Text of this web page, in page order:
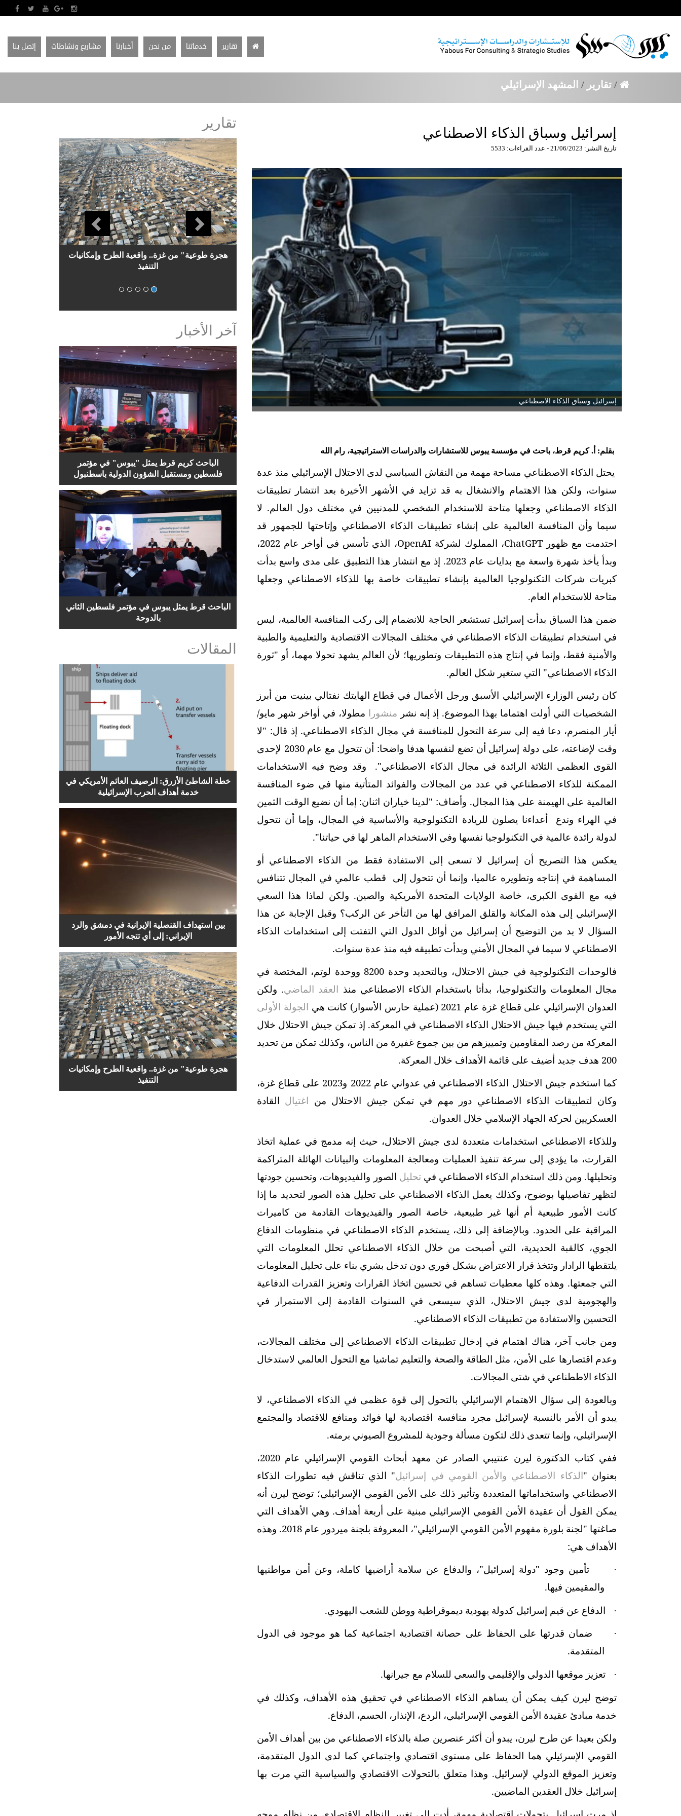
تقارير خدماتنا من نحن أخبارنا مشاريع ونشاطات إتصل بنا
/ تقارير / المشهد الإسرائيلي
إسرائيل وسباق الذكاء الاصطناعي
تاريخ النشر: 21/06/2023 - عدد القراءات: 5533
إسرائيل وسباق الذكاء الاصطناعي
بقلم: أ. كريم قرط، باحث في مؤسسة يبوس للاستشارات والدراسات الاستراتيجية، رام الله
يحتل الذكاء الاصطناعي مساحة مهمة من النقاش السياسي لدى الاحتلال الإسرائيلي منذ عدة
سنوات، ولكن هذا الاهتمام والانشغال به قد تزايد في الأشهر الأخيرة بعد انتشار تطبيقات
الذكاء الاصطناعي وجعلها متاحة للاستخدام الشخصي للمدنيين في مختلف دول العالم. لا
سيما وأن المنافسة العالمية على إنشاء تطبيقات الذكاء الاصطناعي وإتاحتها للجمهور قد
احتدمت مع ظهورChatGPT، المملوك لشركةOpenAI
، الذي تأسس في أواخر عام 2022،
وبدأ يأخذ شهرة واسعة مع بدايات عام 2023. إذ مع انتشار هذا التطبيق على مدى واسع بدأت
كبريات شركات التكنولوجيا العالمية بإنشاء تطبيقات خاصة بها للذكاء الاصطناعي وجعلها
متاحة للاستخدام العام.
ضمن هذا السياق بدأت إسرائيل تستشعر الحاجة للانضمام إلى ركب المنافسة العالمية، ليس
في استخدام تطبيقات الذكاء الاصطناعي في مختلف المجالات الاقتصادية والتعليمية والطبية
والأمنية فقط، وإنما في إنتاج هذه التطبيقات وتطوريها؛ لأن العالم يشهد تحولا مهما، أو "ثورة
الذكاء الاصطناعي" التي ستغير شكل العالم.
كان رئيس الوزارء الإسرائيلي الأسبق ورجل الأعمال في قطاع الهايتك نفتالي بينيت من أبرز
الشخصيات التي أولت اهتماما بهذا الموضوع. إذ إنه نشر منشورا مطولا، في أواخر شهر مايو/
أيار المنصرم، دعا فيه إلى سرعة التحول للمنافسة في مجال الذكاء الاصطناعي. إذ قال: "لا
وقت لإضاعته، على دولة إسرائيل أن تضع لنفسها هدفا واضحا: أن تتحول مع عام 2030 لإحدى
القوى العظمى الثلاثة الرائدة في مجال الذكاء الاصطناعي". وقد وضح فيه الاستخدامات
الممكنة للذكاء الاصطناعي في عدد من المجالات والفوائد المتأتية منها في ضوء المنافسة
العالمية على الهيمنة على هذا المجال. وأضاف: "لدينا خياران اثنان: إما أن نضيع الوقت الثمين
في الهراء وندع أعداءنا يصلون للريادة التكنولوجية والأساسية في المجال، وإما أن نتحول
لدولة رائدة عالمية في التكنولوجيا نفسها وفي الاستخدام الماهر لها في حياتنا".
يعكس هذا التصريح أن إسرائيل لا تسعى إلى الاستفادة فقط من الذكاء الاصطناعي أو
المساهمة في إنتاجه وتطويره عالميا، وإنما أن تتحول إلى قطب عالمي في المجال تتنافس
فيه مع القوى الكبرى، خاصة الولايات المتحدة الأمريكية والصين. ولكن لماذا هذا السعي
الإسرائيلي إلى هذه المكانة والقلق المرافق لها من التأخر عن الركب؟ وقبل الإجابة عن هذا
السؤال لا بد من التوضيح أن إسرائيل من أوائل الدول التي التفتت إلى استخدامات الذكاء
الاصطناعي لا سيما في المجال الأمني وبدأت تطبيقه فيه منذ عدة سنوات.
فالوحدات التكنولوجية في جيش الاحتلال، وبالتحديد وحدة 8200 ووحدة لوتم، المختصة في
مجال المعلومات والتكنولوجيا، بدأتا باستخدام الذكاء الاصطناعي منذ العقد الماضي. ولكن
العدوان الإسرائيلي على قطاع غزة عام 2021 (عملية حارس الأسوار) كانت هي
الجولة الأولى
التي يستخدم فيها جيش الاحتلال الذكاء الاصطناعي في المعركة. إذ تمكن جيش الاحتلال خلال
المعركة من رصد المقاومين وتمييزهم من بين جموع غفيرة من الناس، وكذلك تمكن من تحديد
200 هدف جديد أضيف على قائمة الأهداف خلال المعركة.
كما استخدم جيش الاحتلال الذكاء الاصطناعي في عدواني عام 2022 و2023 على قطاع غزة،
وكان لتطبيقات الذكاء الاصطناعي دور مهم في تمكن جيش الاحتلال من اغتيال القادة
العسكريين لحركة الجهاد الإسلامي خلال العدوان.
وللذكاء الاصطناعي استخدامات متعددة لدى جيش الاحتلال، حيث إنه مدمج في عملية اتخاذ
القرارت، ما يؤدي إلى سرعة تنفيذ العمليات ومعالجة المعلومات والبيانات الهائلة المتراكمة
وتحليلها. ومن ذلك استخدام الذكاء الاصطناعي فيتحليل الصور والفيديوهات، وتحسين جودتها
لتظهر تفاصيلها بوضوح، وكذلك يعمل الذكاء الاصطناعي على تحليل هذه الصور لتحديد ما إذا
كانت الأمور طبيعية أم أنها غير طبيعية، خاصة الصور والفيديوهات القادمة من كاميرات
المراقبة على الحدود. وبالإضافة إلى ذلك، يستخدم الذكاء الاصطناعي في منظومات الدفاع
الجوي، كالقبة الحديدية، التي أصبحت من خلال الذكاء الاصطناعي تحلل المعلومات التي
يلتقطها الرادار وتتخذ قرار الاعتراض بشكل فوري دون تدخل بشري بناء على تحليل المعلومات
التي جمعتها. وهذه كلها معطيات تساهم في تحسين اتخاذ القرارات وتعزيز القدرات الدفاعية
والهجومية لدى جيش الاحتلال، الذي سيسعى في السنوات القادمة إلى الاستمرار في
التحسين والاستفادة من تطبيقات الذكاء الاصطناعي.
ومن جانب آخر، هناك اهتمام في إدخال تطبيقات الذكاء الاصطناعي إلى مختلف المجالات،
وعدم اقتصارها على الأمن، مثل الطاقة والصحة والتعليم تماشيا مع التحول العالمي لاستدخال
الذكاء الاططناعي في شتى المجالات.
وبالعودة إلى سؤال الاهتمام الإسرائيلي بالتحول إلى قوة عظمى في الذكاء الاصطناعي، لا
يبدو أن الأمر بالنسبة لإسرائيل مجرد منافسة اقتصادية لها فوائد ومنافع للاقتصاد والمجتمع
الإسرائيلي، وإنما تتعدى ذلك لتكون مسألة وجودية للمشروع الصيوني برمته.
ففي كتاب الدكتورة ليرن عنتيبي الصادر عن معهد أبحاث القومي الإسرائيلي عام 2020،
بعنوان "الذكاء الاصطناعي والأمن القومي في إسرائيل" الذي تناقش فيه تطورات الذكاء
الاصطناعي واستخداماتها المتعددة وتأثير ذلك على الأمن القومي الإسرائيلي؛ توضح ليرن أنه
يمكن القول أن عقيدة الأمن القومي الإسرائيلي مبنية على أربعة أهداف. وهي الأهداف التي
صاغتها "لجنة بلورة مفهوم الأمن القومي الإسرائيلي"، المعروفة بلجنة ميردور عام 2018. وهذه
الأهداف هي:
·
تأمين وجود "دولة إسرائيل"، والدفاع عن سلامة أراضيها كاملة، وعن أمن مواطنيها
والمقيمين فيها.
· الدفاع عن قيم إسرائيل كدولة يهودية ديموقراطية ووطن للشعب اليهودي.
·
ضمان قدرتها على الحفاظ على حصانة اقتصادية اجتماعية كما هو موجود في الدول
المتقدمة.
·
تعزيز موقعها الدولي والإقليمي والسعي للسلام مع جيرانها.
توضح ليرن كيف يمكن أن يساهم الذكاء الاصطناعي في تحقيق هذه الأهداف، وكذلك في
خدمة مبادئ عقيدة الأمن القومي الإسرائيلي، الردع، الإنذار، الحسم، الدفاع.
ولكن بعيدا عن طرح ليرن، يبدو أن أكثر عنصرين صلة بالذكاء الاصطناعي من بين أهداف الأمن
القومي الإسرئيلي هما الحفاظ على مستوى اقتصادي واجتماعي كما لدى الدول المتقدمة،
وتعزيز الموقع الدولي لإسرائيل. وهذا متعلق بالتحولات الاقتصادي والسياسية التي مرت بها
إسرائيل خلال العقدين الماضيين.
تقارير
إسرائيل وسباق الذكاء الاصطناعي
Previous Next
آخر الأخبار
الباحث كريم قرط يمثل "يبوس" في مؤتمر
فلسطين ومستقبل الشؤون الدولية باسطنبول
الباحث قرط يمثل يبوس في مؤتمر فلسطين الثاني
بالدوحة
المقالات
خطة الشاطئ الأزرق: الرصيف العائم الأمريكي في
خدمة أهداف الحرب الإسرائيلية
بين استهداف القنصلية الإيرانية في دمشق والرد
الإيراني: إلى أي تتجه الأمور
هجرة طوعية" من غزة.. واقعية الطرح وإمكانيات
التنفيذ